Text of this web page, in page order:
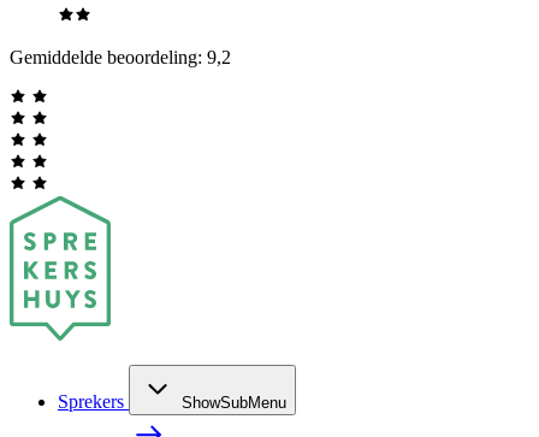
Gemiddelde beoordeling: 9,2
Sprekers ShowSubMenu